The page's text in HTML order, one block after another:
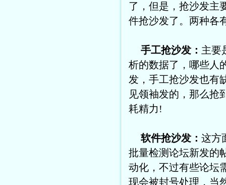
了，但是，抢沙发主
件抢沙发了。两种各
手工抢沙发： 主要
析的数据了，哪些人
发，手工抢沙发也有
见领袖发的，那么抢
耗精力!
软件抢沙发： 这方
批量检测论坛新发的
动化，不过有些论坛
现会被封号处理，当